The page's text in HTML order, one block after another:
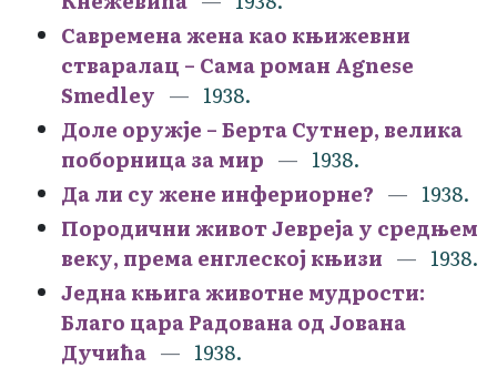
Савремена жена као књижевни
стваралац – Сама роман Agnese
Smedley
1938.
Доле оружје – Берта Сутнер, велика
поборница за мир
1938.
Да ли су жене инфериорне?
1938.
Породични живот Јевреја у средњем
веку, према енглеској књизи
1938.
Једна књига животне мудрости:
Благо цара Радована од Јована
Дучића
1938.